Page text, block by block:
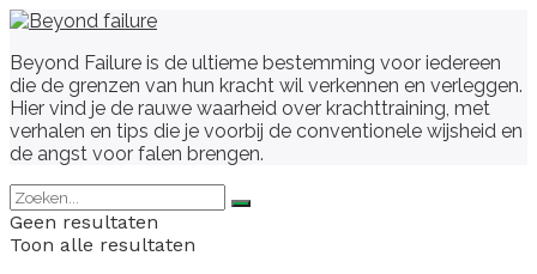
Beyond Failure is de ultieme bestemming voor iedereen
die de grenzen van hun kracht wil verkennen en verleggen.
Hier vind je de rauwe waarheid over krachttraining, met
verhalen en tips die je voorbij de conventionele wijsheid en
de angst voor falen brengen.
Geen resultaten
Toon alle resultaten